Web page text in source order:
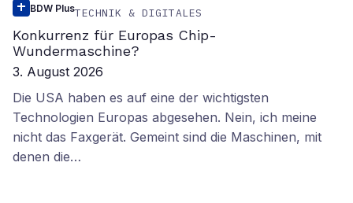
BDW PlusTECHNIK & DIGITALES
Konkurrenz für Europas Chip-
Wundermaschine?
3. August 2026
Die USA haben es auf eine der wichtigsten
Technologien Europas abgesehen. Nein, ich meine
nicht das Faxgerät. Gemeint sind die Maschinen, mit
denen die…